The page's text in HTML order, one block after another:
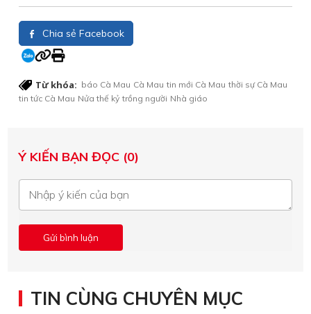
Chia sẻ Facebook
Từ khóa: báo Cà Mau Cà Mau tin mới Cà Mau thời sự Cà Mau
tin tức Cà Mau Nửa thế kỷ trồng người Nhà giáo
Ý KIẾN BẠN ĐỌC (0)
TIN CÙNG CHUYÊN MỤC